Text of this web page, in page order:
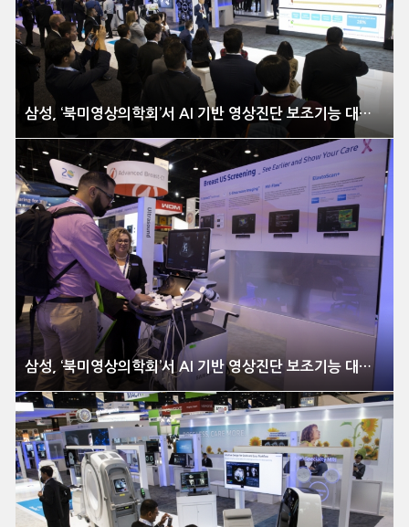
삼성, ‘북미영상의학회’서 AI 기반 영상진단 보조기능 대거 선보여
삼성, ‘북미영상의학회’서 AI 기반 영상진단 보조기능 대거 선보여